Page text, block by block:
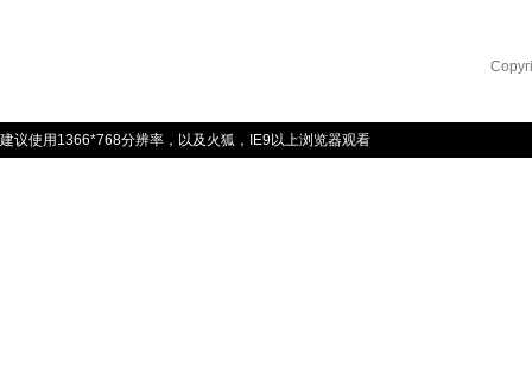
建议使用1366*768分辨率，以及火狐，IE9以上浏览器观看